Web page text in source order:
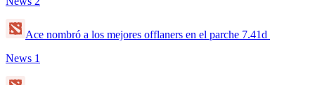
Ace nombró a los mejores offlaners en el parche 7.41d
News 1